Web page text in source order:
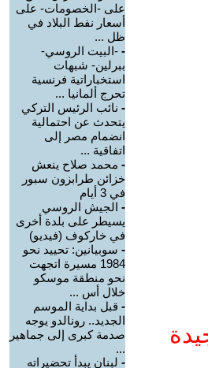
على -الخصومات- على
أسعار نفط البلاد في
ظل ...
- -البيت الروسي-
ببرلين- شبهات
استخباراتية فرنسية
تحرج ألمانيا ...
- نائب الرئيس التركي
يتحدث عن احتمالية
انضمام مصر إلى
اتفاقية ...
- محمد صلاح ينعش
خزائن طرابزون سبور
في 3 أيام
- الجيش الروسي
يسيطر على بلدة أخرى
في خاركوف (فيديو)
- سوبيانين: تحييد نحو
1984 مسيرة اتجهت
نحو منطقة موسكو
خلال أس ...
- قبل بداية الموسم
الجديد.. رونالدو يوجه
صدمة كبرى إلى جماهير
...
- لبنان يبدأ تحضيراته